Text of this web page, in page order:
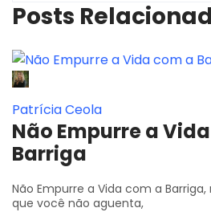
Posts
Patrícia Ceola
Não Empurre a
Barriga
Não Empurre a Vida com a
que você não aguenta,